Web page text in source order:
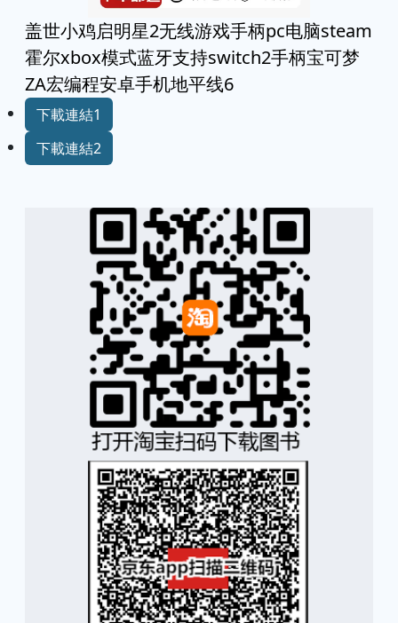
盖世小鸡启明星2无线游戏手柄pc电脑steam
霍尔xbox模式蓝牙支持switch2手柄宝可梦
ZA宏编程安卓手机地平线6
下載連結1
下載連結2